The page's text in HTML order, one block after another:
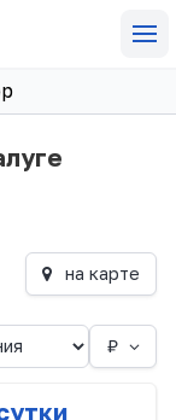
на карте
₽